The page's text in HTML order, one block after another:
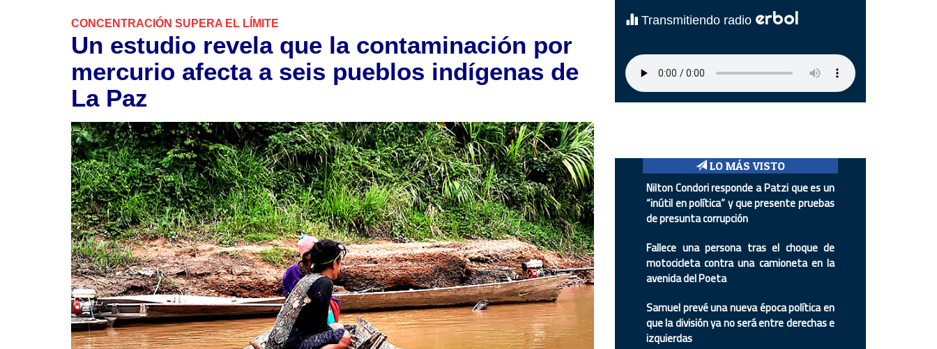
CONCENTRACIÓN SUPERA EL LÍMITE
Un estudio revela que la contaminación por
mercurio afecta a seis pueblos indígenas de
La Paz
Transmitiendo radio erbol
LO MÁS VISTO
Nilton Condori responde a Patzi que es un
“inútil en política” y que presente pruebas
de presunta corrupción
Fallece una persona tras el choque de
motocicleta contra una camioneta en la
avenida del Poeta
Samuel prevé una nueva época política en
que la división ya no será entre derechas e
izquierdas